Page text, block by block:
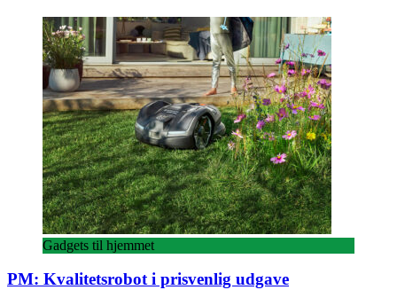
Gadgets til hjemmet
PM: Kvalitetsrobot i prisvenlig udgave